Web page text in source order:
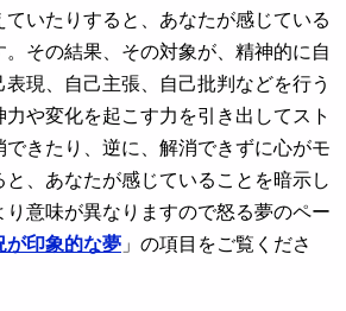
いたりすると、あなたが感じている
。その結果、その対象が、精神的に自
現、自己主張、自己批判などを行う
や変化を起こす力を引き出してスト
できたり、逆に、解消できずに心がモ
、あなたが感じていることを暗示し
意味が異なりますので怒る夢のペー
が印象的な夢 」の項目をご覧くださ